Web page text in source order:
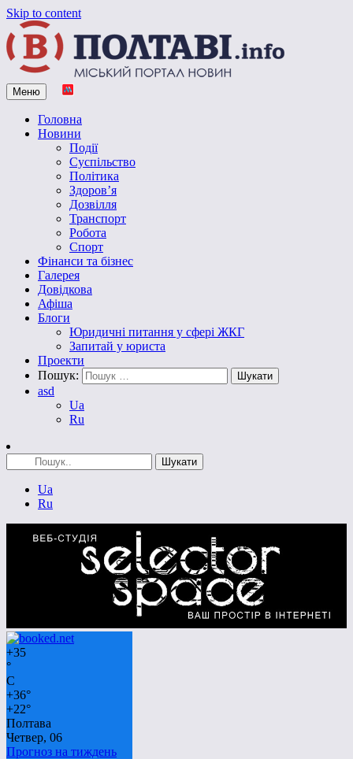
Skip to content
Vpoltave.info
Полтавський портал новин
Меню
Головна
Новини
Події
Суспільство
Політика
Здоров’я
Дозвілля
Транспорт
Робота
Спорт
Фінанси та бізнес
Галерея
Довідкова
Афіша
Блоги
Юридичні питання у сфері ЖКГ
Запитай у юриста
Проекти
Пошук:
asd
Ua
Ru
Ua
Ru
+35
°
C
+36°
+22°
Полтава
Четвер, 06
Прогноз на тиждень